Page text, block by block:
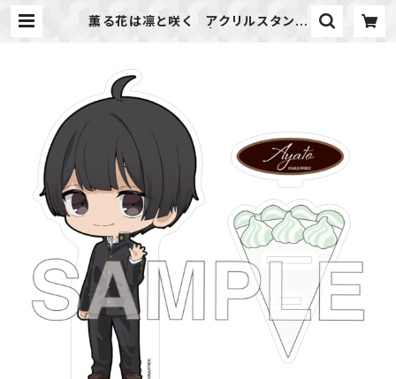
薫る花は凛と咲く アクリルスタンド